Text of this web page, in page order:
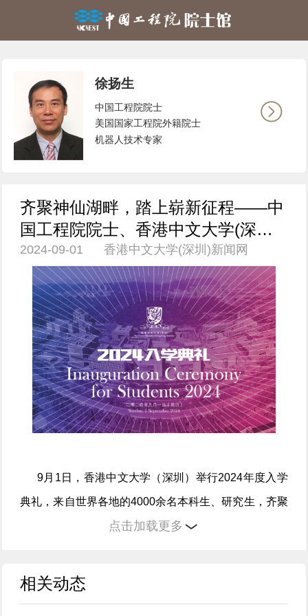
徐扬生
中国工程院院士
美国国家工程院外籍院士
机器人技术专家
齐聚神仙湖畔，踏上崭新征程——中
国工程院院士、香港中文大学(深圳)
校长徐扬生在2024年度入学典礼上的
致辞
2024-09-01 香港中文大学(深圳)新闻网
9月1日，香港中文大学（深圳）举行2024年度入学
典礼，来自世界各地的4000余名本科生、研究生，齐聚
神仙湖畔，踏上崭新征程。
校长徐扬生教授在致辞中提到今年入学的特别意
点击加载更多
相关动态